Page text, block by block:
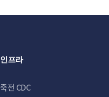
인프라
죽전 CDC